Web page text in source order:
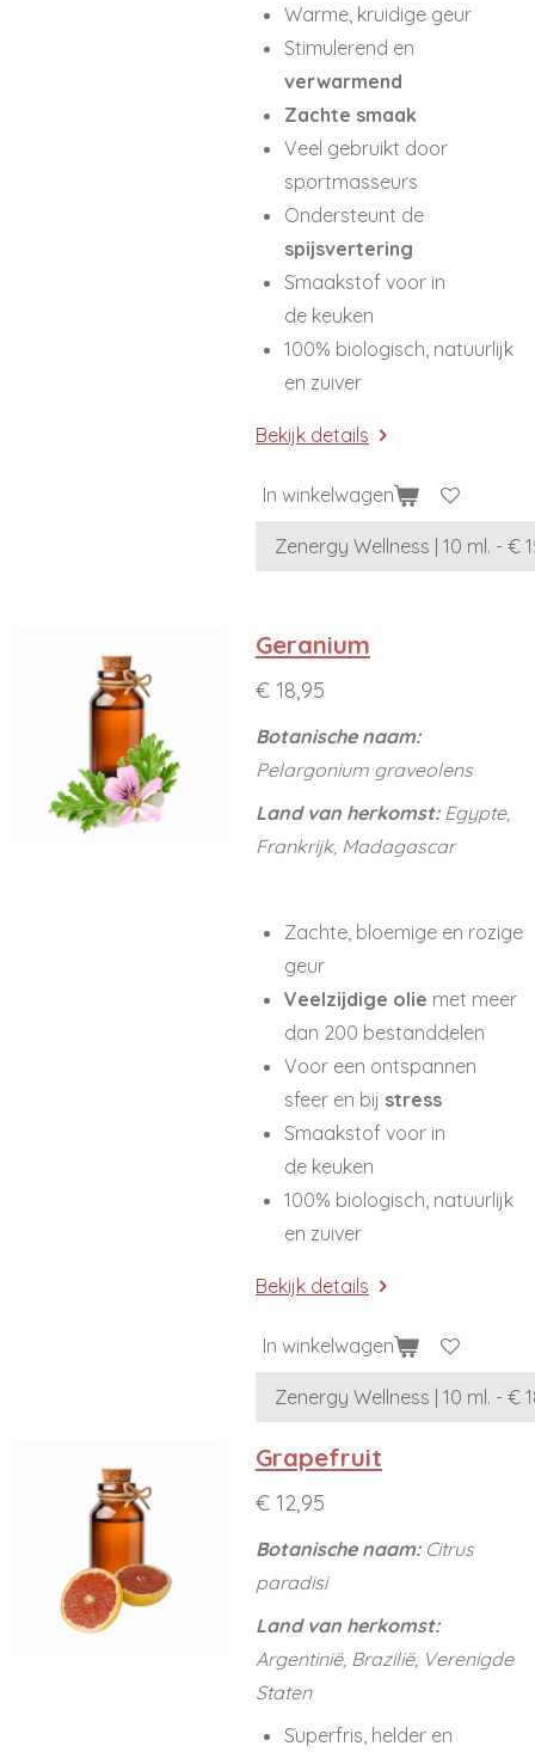
Warme, kruidige geur
Stimulerend en
verwarmend
Zachte smaak
Veel gebruikt door
sportmasseurs
Ondersteunt de
spijsvertering
Smaakstof voor in
de keuken
100% biologisch, natuurlijk
en zuiver
Bekijk details
In winkelwagen
Geranium
€ 18,95
Botanische naam:
Pelargonium graveolens
Land van herkomst:Egypte,
Frankrijk, Madagascar
Zachte, bloemige en rozige
geur
Veelzijdige olie met meer
dan 200 bestanddelen
Voor een ontspannen
sfeer en bij stress
Smaakstof voor in
de keuken
100% biologisch, natuurlijk
en zuiver
Bekijk details
In winkelwagen
Grapefruit
€ 12,95
Botanische naam: Citrus
paradisi
Land van herkomst:
Argentinië, Brazilië, Verenigde
Staten
Superfris, helder en